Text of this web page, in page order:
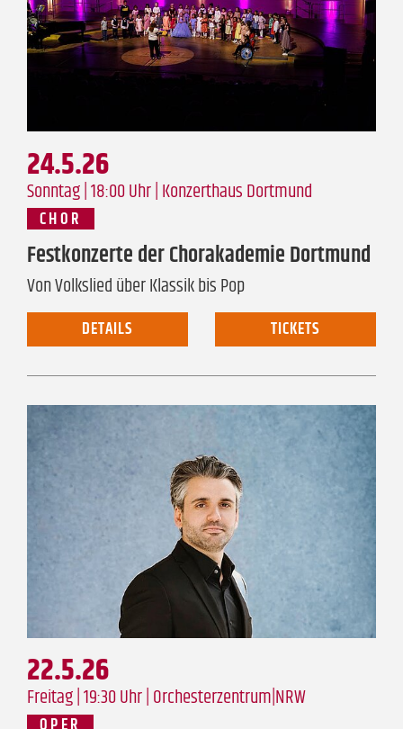
Festkonzerte der Chorakademie Dortmund
24.5.26
Sonntag | 18:00 Uhr |Konzerthaus Dortmund
CHOR
Von Volkslied über Klassik bis Pop
DETAILS TICKETS
22.5.26
Freitag | 19:30 Uhr | Orchesterzentrum|NRW